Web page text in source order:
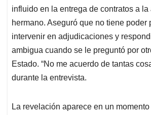
influido en la entrega de contratos a
hermano. Aseguró que no tiene poder
intervenir en adjudicaciones y
ambigua cuando se le preguntó por
Estado. “No me acuerdo de tantas
durante la entrevista.
La revelación aparece en un